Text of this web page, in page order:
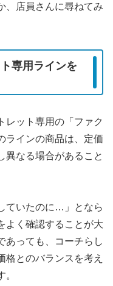
、店員さんに尋ねてみ
専用ラインを
レット専用の「ファク
ラインの商品は、定価
異なる場合があること
ていたのに…」となら
よく確認することが大
あっても、コーチらし
格とのバランスを考え